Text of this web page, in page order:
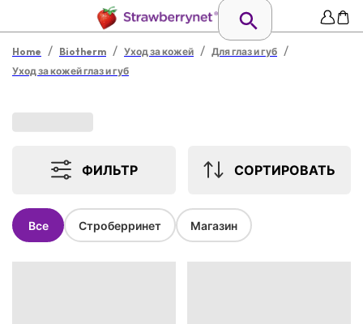
Home / Biotherm / Уход за кожей / Для глаз и губ /
Уход за кожей глаз и губ
ФИЛЬТР СОРТИРОВАТЬ
Все Строберринет Магазин